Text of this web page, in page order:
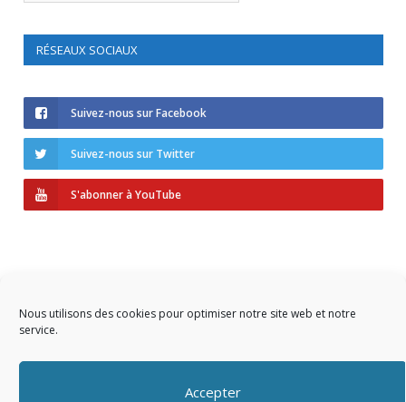
Nous utilisons des cookies pour optimiser notre site web et notre
service.
Accepter
RÉSEAUX SOCIAUX
Suivez-nous sur Facebook
Suivez-nous sur Twitter
S'abonner à YouTube
Copyright © 2023 AIDF